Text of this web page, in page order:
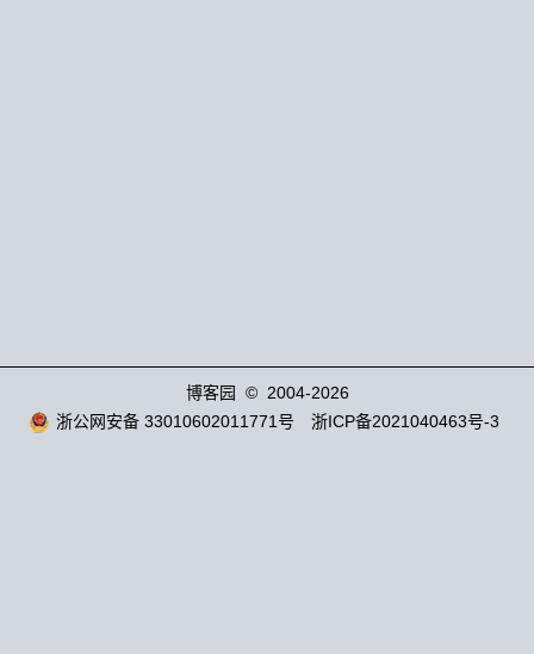
博客园
© 2004-2026
浙公网安备 33010602011771号
浙ICP备2021040463号-3